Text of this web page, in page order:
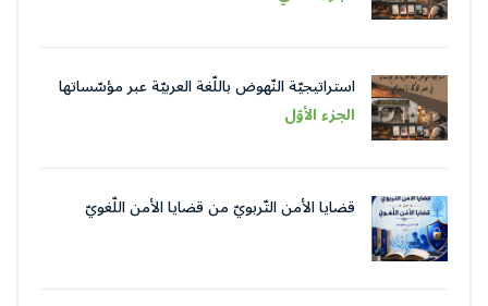
استراتيجيّة النّهوض باللّغة العربيّة عبر مؤسّساتها
في عصر الذّكاء الاصطناعيّ
الجزء الأوّل
قضايا الأمن التّربويّ من قضايا الأمن اللّغويّ